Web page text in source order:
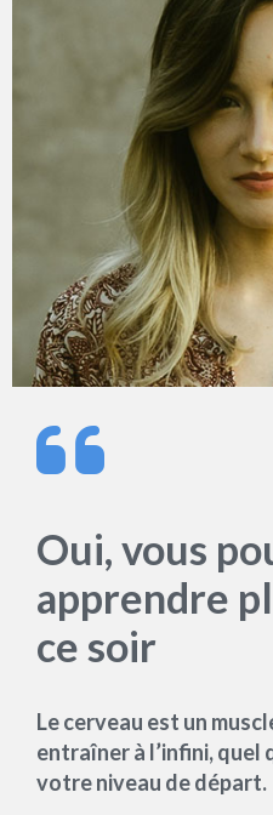
Oui, vous
apprendre
ce soir
Le cerveau est un
entraîner à l’infini,
votre niveau de départ.